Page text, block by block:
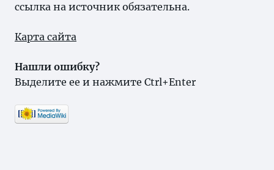
ссылка на источник обязательна.
Карта сайта
Нашли ошибку?
Выделите ее и нажмите Ctrl+Enter